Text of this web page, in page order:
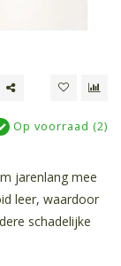
Op voorraad (2)
jarenlang mee
leer, waardoor
schadelijke